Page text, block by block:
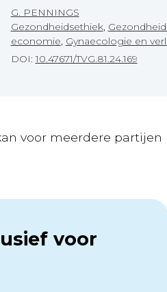
G. PENNINGS
Gezondheidsethiek,
economie, Gynaecologie en
DOI:10.47671/TVG.81.24.169
voor meerdere partijen
voor